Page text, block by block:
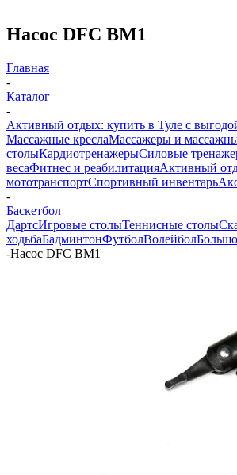
Насос DFC BM1
Главная
-
Каталог
-
Активный отдых: купить в Туле с
Массажные креслаМассажеры и
столыКардиотренажерыСиловые
весаФитнес и реабилитацияАктивный
мототранспортСпортивный инвентарь
-
Баскетбол
ДартсИгровые столыТеннисные столы
ходьбаБадминтонФутболВолейбол
-Насос DFC BM1